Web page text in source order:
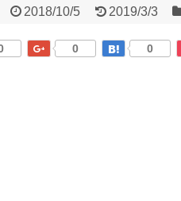
2018/10/5 2019/3/3
0 0